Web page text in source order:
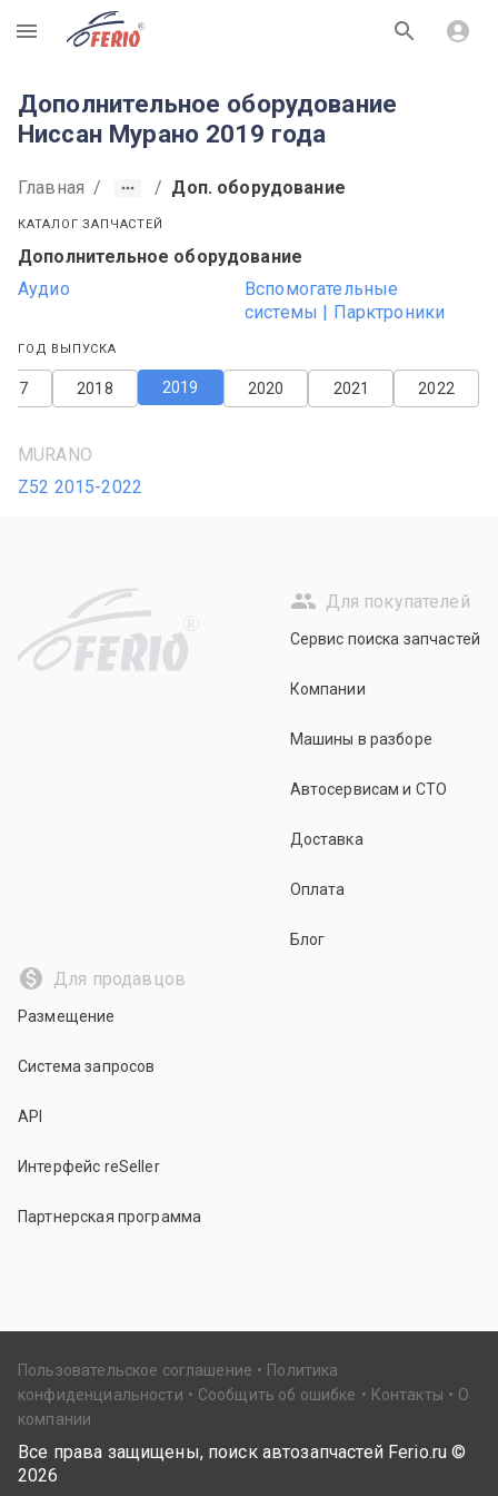
R
Дополнительное оборудование
Ниссан Мурано 2019 года
Главная / / Доп. оборудование
КАТАЛОГ ЗАПЧАСТЕЙ
Дополнительное оборудование
Аудио
Вспомогательные
системы | Парктроники
ГОД ВЫПУСКА
2022
2021
2020
2019
2018
MURANO
Z52 2015-2022
R
Для покупателей
Сервис поиска запчастей
Компании
Машины в разборе
Автосервисам и СТО
Доставка
Оплата
Блог
Для продавцов
Размещение
Система запросов
API
Интерфейс reSeller
Партнерская программа
Пользовательское соглашение
Политика
конфиденциальности
Сообщить об ошибке Контакты
О
компании
Все права защищены, поиск автозапчастей Ferio.ru ©
2026